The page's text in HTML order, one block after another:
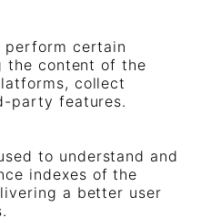
perform certain
the content of the
collect
party features.
to understand and
indexes of the
a better user